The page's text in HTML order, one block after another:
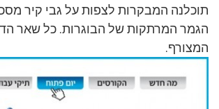
תוכלנה המבקרות לצפות על גבי קיר
הגמר המרתקות של הבוגרות. כל שאר
המצורף.